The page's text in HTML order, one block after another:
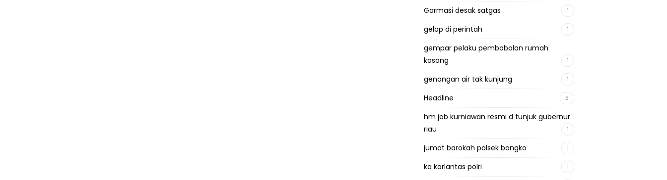
Garmasi desak satgas 1
gelap di perintah 1
gempar pelaku pembobolan rumah
kosong
1
genangan air tak kunjung 1
Headline 5
hm job kurniawan resmi d tunjuk gubernur
riau
1
jumat barokah polsek bangko 1
ka korlantas polri 1